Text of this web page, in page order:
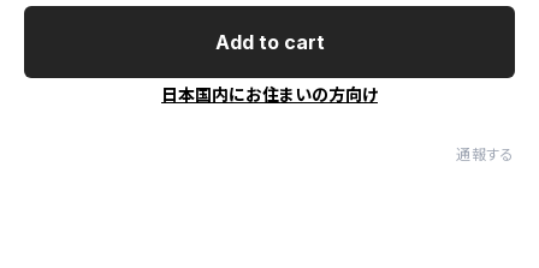
Add to cart
日本国内にお住まいの方向け
通報する